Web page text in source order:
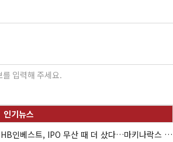
HB인베스트, IPO 무산 때 더 샀다…마키나락스 투자 2.7배 회수